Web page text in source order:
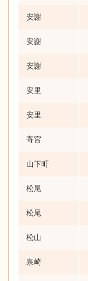
安謝
安謝
安謝
安里
安里
寄宮
山下町
松尾
松尾
松山
泉崎